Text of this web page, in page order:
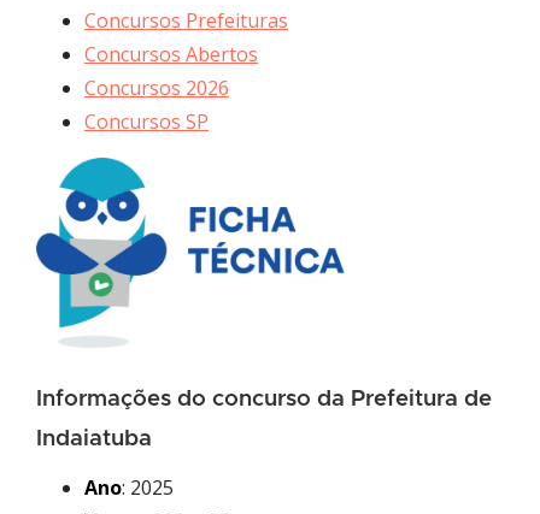
Concursos Prefeituras
Concursos Abertos
Concursos 2026
Concursos SP
Informações do concurso da Prefeitura de
Indaiatuba
Ano: 2025